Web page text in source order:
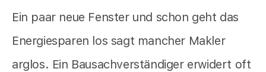
Ein paar neue Fenster und schon geht das
Energiesparen los sagt mancher Makler
arglos. Ein Bausachverständiger erwidert oft